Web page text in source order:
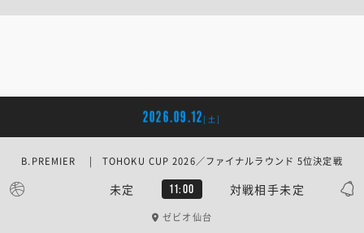
2026.09.12 [土]
未定 11:00 対戦相手未定
B.PREMIER | TOHOKU CUP 2026／ファイナルラウンド 5位決定戦
ゼビオ仙台